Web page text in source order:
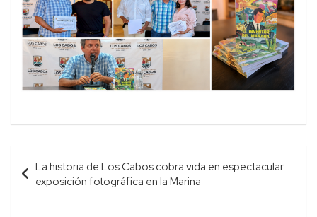
Navegación
de
entradas
La historia de Los Cabos cobra vida en espectacular
exposición fotográfica en la Marina